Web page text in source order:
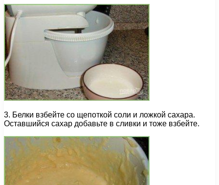
3. Белки взбейте со щепоткой соли и ложкой сахара.
Оставшийся сахар добавьте в сливки и тоже взбейте.